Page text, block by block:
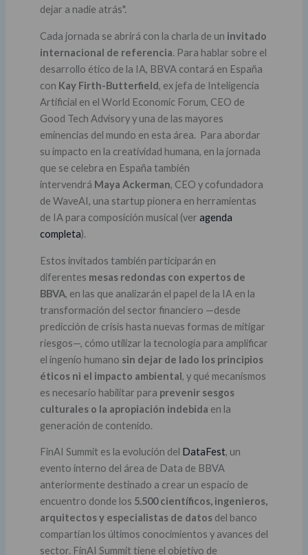
dejar a nadie atrás".
Cada jornada se abrirá con la charla de un invitado
internacional de referencia. Para hablar sobre el
desarrollo ético de la IA, BBVA contará en España
con Kay Firth-Butterfield, ex jefa de Inteligencia
Artificial en el World Economic Forum, CEO de
Good Tech Advisory y una de las mayores
eminencias del mundo en esta área. Para abordar
su impacto en la creatividad humana, en la jornada
que se celebra en España también
intervendrá Maya Ackerman, CEO y cofundadora
de WaveAI, una startup pionera en herramientas
de IA para composición musical (ver agenda
completa).
Estos invitados también participarán en
diferentes mesas redondas con expertos de
BBVA, en las que analizarán el papel de la IA en la
transformación del sector financiero —desde
predicción de crisis hasta nuevas formas de mitigar
riesgos—, cómo utilizar la tecnología para amplificar
el ingenio humano sin dejar de lado los principios
éticos ni el impacto ambiental, y qué mecanismos
es necesario habilitar para prevenir sesgos
culturales o la apropiación indebida en la
generación de contenido.
FinAI Summit es la evolución del DataFest, un
evento interno del área de Data de BBVA
anteriormente destinado a crear un espacio de
encuentro donde los 5.500 científicos, ingenieros,
arquitectos y especialistas de datosdel banco
compartían los últimos conocimientos y avances del
sector. FinAI Summit tiene el objetivo de